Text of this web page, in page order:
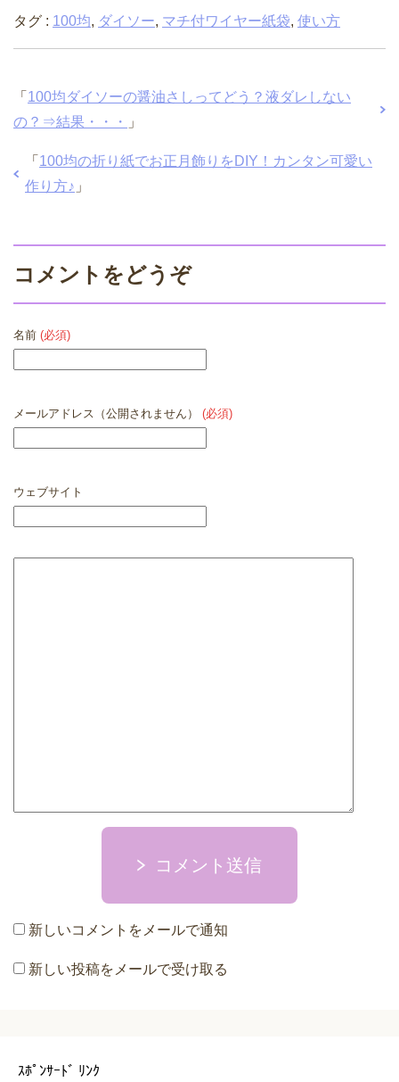
タグ : 100均, ダイソー, マチ付ワイヤー紙袋, 使い方
「 100均ダイソーの醤油さしってどう？液ダレしない
の？⇒結果・・・
」
「 100均の折り紙でお正月飾りをDIY！カンタン可愛い
作り方♪ 」
コメントをどうぞ
名前 (必須)
メールアドレス（公開されません） (必須)
ウェブサイト
コメント送信
新しいコメントをメールで通知
新しい投稿をメールで受け取る
ｽﾎﾟﾝｻｰﾄﾞ ﾘﾝｸ